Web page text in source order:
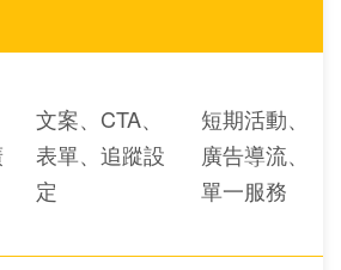
文案、CTA、
表單、追蹤設
定
短期活動、
廣告導流、
單一服務